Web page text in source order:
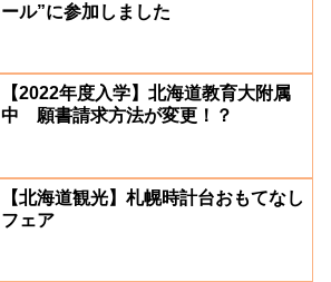
ール”に参加しました
【2022年度入学】北海道教育大附属
中 願書請求方法が変更！？
【北海道観光】札幌時計台おもてなし
フェア